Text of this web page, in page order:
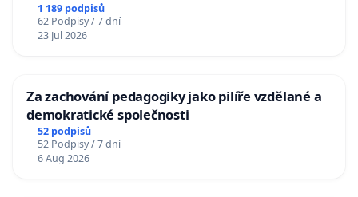
1 189 podpisů
62 Podpisy / 7 dní
23 Jul 2026
Za zachování pedagogiky jako pilíře vzdělané a
demokratické společnosti
52 podpisů
52 Podpisy / 7 dní
6 Aug 2026